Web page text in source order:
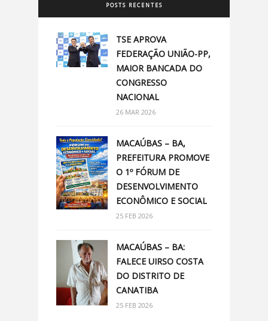
POSTS RECENTES
TSE APROVA
FEDERAÇÃO UNIÃO-PP,
MAIOR BANCADA DO
CONGRESSO
NACIONAL
26 MAR 2026
MACAÚBAS – BA,
PREFEITURA PROMOVE
O 1º FÓRUM DE
DESENVOLVIMENTO
ECONÔMICO E SOCIAL
25 FEB 2026
MACAÚBAS – BA:
FALECE UIRSO COSTA
DO DISTRITO DE
CANATIBA
25 FEB 2026